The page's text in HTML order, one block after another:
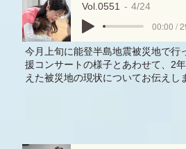
Vol.0551 4/24
00:00 /
今月上旬に能登半島地震被災地で行
援コンサートの様子とあわせて、2
えた被災地の現状についてお伝えし